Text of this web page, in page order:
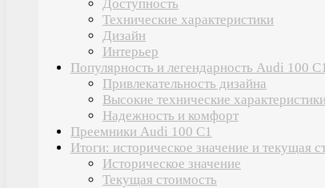
Доступность
Технические характеристики
Дизайн
Интерьер
Популярность и легендарность Audi 100
Привлекательность дизайна
Высокие технические характеристики
Надежность и комфорт
Преемники Audi 100 С1
Итоги: историческое значение и
Историческое значение
Текущая стоимость